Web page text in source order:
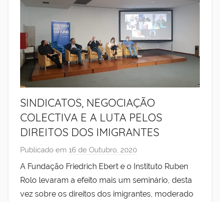
SINDICATOS, NEGOCIAÇÃO
COLECTIVA E A LUTA PELOS
DIREITOS DOS IMIGRANTES
Publicado em 16 de Outubro, 2020
o
A Fundação Friedrich Ebert e o Instituto Ruben
Rolo levaram a efeito mais um seminário, desta
vez sobre os direitos dos imigrantes, moderado